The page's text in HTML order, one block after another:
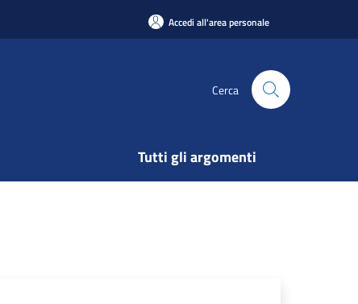
Accedi all'area personale
Cerca
Tutti gli argomenti